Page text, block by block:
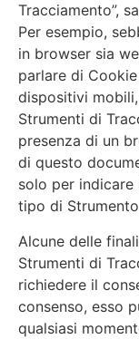
Tracciamento”,
Per esempio,
in browser sia
parlare di
dispositivi
Strumenti di
presenza di un
di questo
solo per
tipo di
Alcune delle
Strumenti di
richiedere il
consenso, esso
qualsiasi